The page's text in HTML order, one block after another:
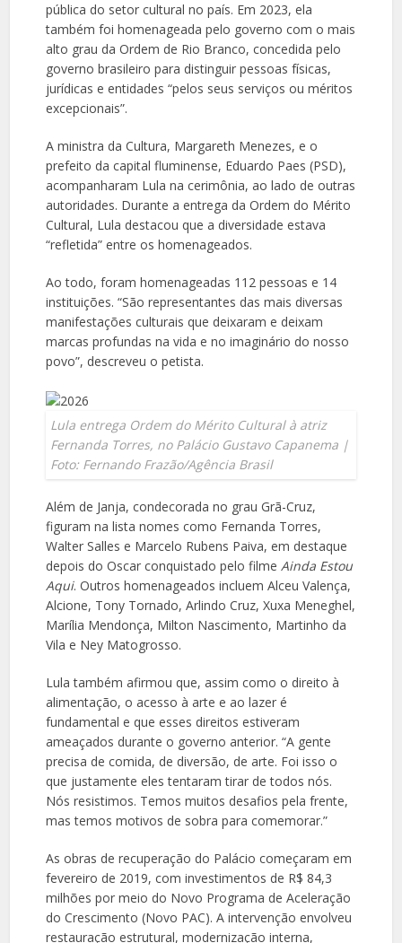
pública do setor cultural no país. Em 2023, ela
também foi homenageada pelo governo com o mais
alto grau da Ordem de Rio Branco, concedida pelo
governo brasileiro para distinguir pessoas físicas,
jurídicas e entidades “pelos seus serviços ou méritos
excepcionais”.
A ministra da Cultura, Margareth Menezes, e o
prefeito da capital fluminense, Eduardo Paes (PSD),
acompanharam Lula na cerimônia, ao lado de outras
autoridades. Durante a entrega da Ordem do Mérito
Cultural, Lula destacou que a diversidade estava
“refletida” entre os homenageados.
Ao todo, foram homenageadas 112 pessoas e 14
instituições. “São representantes das mais diversas
manifestações culturais que deixaram e deixam
marcas profundas na vida e no imaginário do nosso
povo”, descreveu o petista.
Lula entrega Ordem do Mérito Cultural à atriz
Fernanda Torres, no Palácio Gustavo Capanema |
Foto: Fernando Frazão/Agência Brasil
Além de Janja, condecorada no grau Grã-Cruz,
figuram na lista nomes como Fernanda Torres,
Walter Salles e Marcelo Rubens Paiva, em destaque
depois do Oscar conquistado pelo filme Ainda Estou
Aqui. Outros homenageados incluem Alceu Valença,
Alcione, Tony Tornado, Arlindo Cruz, Xuxa Meneghel,
Marília Mendonça, Milton Nascimento, Martinho da
Vila e Ney Matogrosso.
Lula também afirmou que, assim como o direito à
alimentação, o acesso à arte e ao lazer é
fundamental e que esses direitos estiveram
ameaçados durante o governo anterior. “A gente
precisa de comida, de diversão, de arte. Foi isso o
que justamente eles tentaram tirar de todos nós.
Nós resistimos. Temos muitos desafios pela frente,
mas temos motivos de sobra para comemorar.”
As obras de recuperação do Palácio começaram em
fevereiro de 2019, com investimentos de R$ 84,3
milhões por meio do Novo Programa de Aceleração
do Crescimento (Novo PAC). A intervenção envolveu
restauração estrutural, modernização interna,